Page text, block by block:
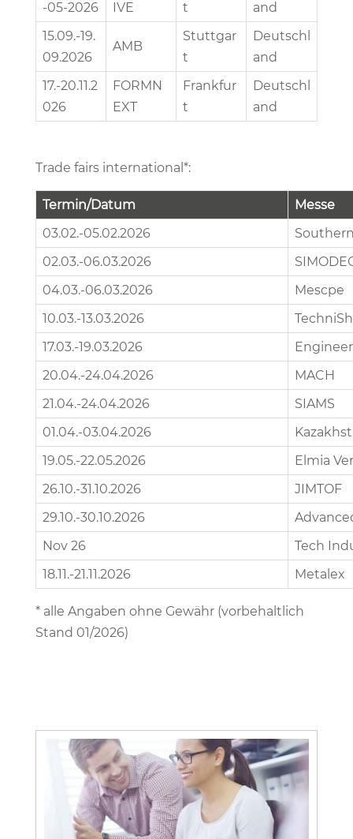
-05-2026
IVE
t
and
15.09.-19.
09.2026
AMB
Stuttgar
t
Deutschl
and
17.-20.11.2
026
FORMN
EXT
Frankfur
t
Deutschl
and
Trade fairs international*:
Termin/Datum
Messe
03.02.-05.02.2026
02.03.-06.03.2026
04.03.-06.03.2026
Mescpe
10.03.-13.03.2026
17.03.-19.03.2026
20.04.-24.04.2026
MACH
21.04.-24.04.2026
SIAMS
01.04.-03.04.2026
19.05.-22.05.2026
Elmia
26.10.-31.10.2026
JIMTOF
29.10.-30.10.2026
Nov 26
Tech
18.11.-21.11.2026
Metalex
* alle Angaben ohne Gewähr (vorbehaltlich
Stand 01/2026)